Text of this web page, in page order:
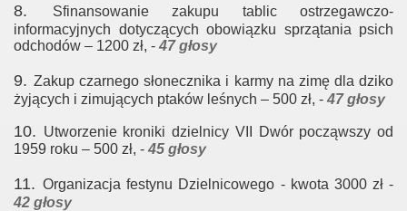
8.
Sfinansowanie zakupu tablic ostrzegawczo-
informacyjnych dotyczących obowiązku sprzątania psich
odchodów – 1200 zł, - 47 głosy
9. Zakup czarnego słonecznika i karmy na zimę dla dziko
żyjących i zimujących ptaków leśnych – 500 zł, - 47 głosy
10. Utworzenie kroniki dzielnicy VII Dwór począwszy od
1959 roku – 500 zł, - 45 głosy
11. Organizacja festynu Dzielnicowego - kwota 3000 zł -
42 głosy